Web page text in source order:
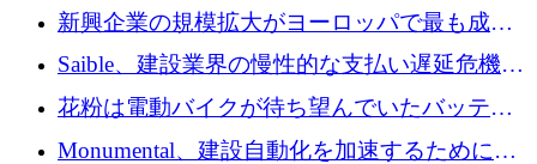
後、アムステルダムに根を張る
新興企業の規模拡大がヨーロッパで最も成功
した創業者を生み出す、アントラー氏が発見
Saible、建設業界の慢性的な支払い遅延危機に
対処するために 290 万ポンドを調達
花粉は電動バイクが待ち望んでいたバッテリ
ー交換ネットワークを構築している
Monumental、建設自動化を加速するためにシ